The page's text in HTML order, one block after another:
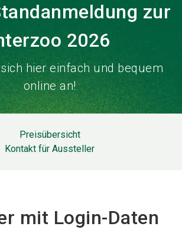
zur
2026
hier einfach und bequem
online an!
Preisübersicht
Kontakt für Aussteller
mit Login-Daten